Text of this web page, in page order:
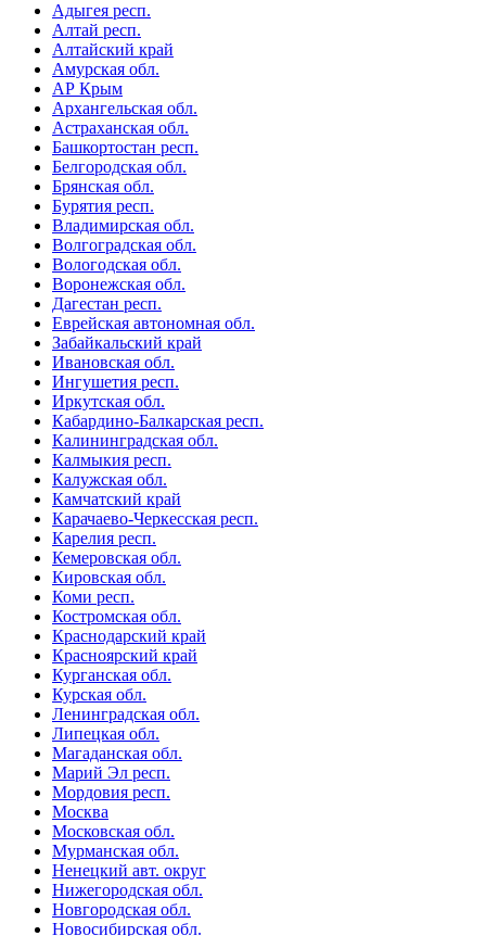
Адыгея респ.
Алтай респ.
Алтайский край
Амурская обл.
АР Крым
Архангельская обл.
Астраханская обл.
Башкортостан респ.
Белгородская обл.
Брянская обл.
Бурятия респ.
Владимирская обл.
Волгоградская обл.
Вологодская обл.
Воронежская обл.
Дагестан респ.
Еврейская автономная обл.
Забайкальский край
Ивановская обл.
Ингушетия респ.
Иркутская обл.
Кабардино-Балкарская респ.
Калининградская обл.
Калмыкия респ.
Калужская обл.
Камчатский край
Карачаево-Черкесская респ.
Карелия респ.
Кемеровская обл.
Кировская обл.
Коми респ.
Костромская обл.
Краснодарский край
Красноярский край
Курганская обл.
Курская обл.
Ленинградская обл.
Липецкая обл.
Магаданская обл.
Марий Эл респ.
Мордовия респ.
Москва
Московская обл.
Мурманская обл.
Ненецкий авт. округ
Нижегородская обл.
Новгородская обл.
Новосибирская обл.